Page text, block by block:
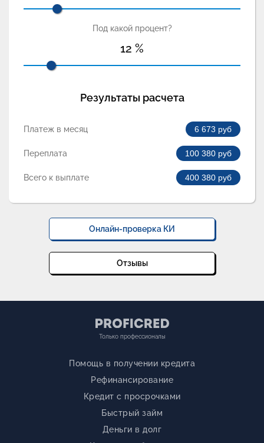
Под какой процент?
12 %
Результаты расчета
Платеж в месяц 6 673 руб
Переплата 100 380 руб
Всего к выплате 400 380 руб
Онлайн-проверка КИ
Отзывы
Только профессионалы
Помощь в получении кредита
Рефинансирование
Кредит с просрочками
Быстрый займ
Деньги в долг